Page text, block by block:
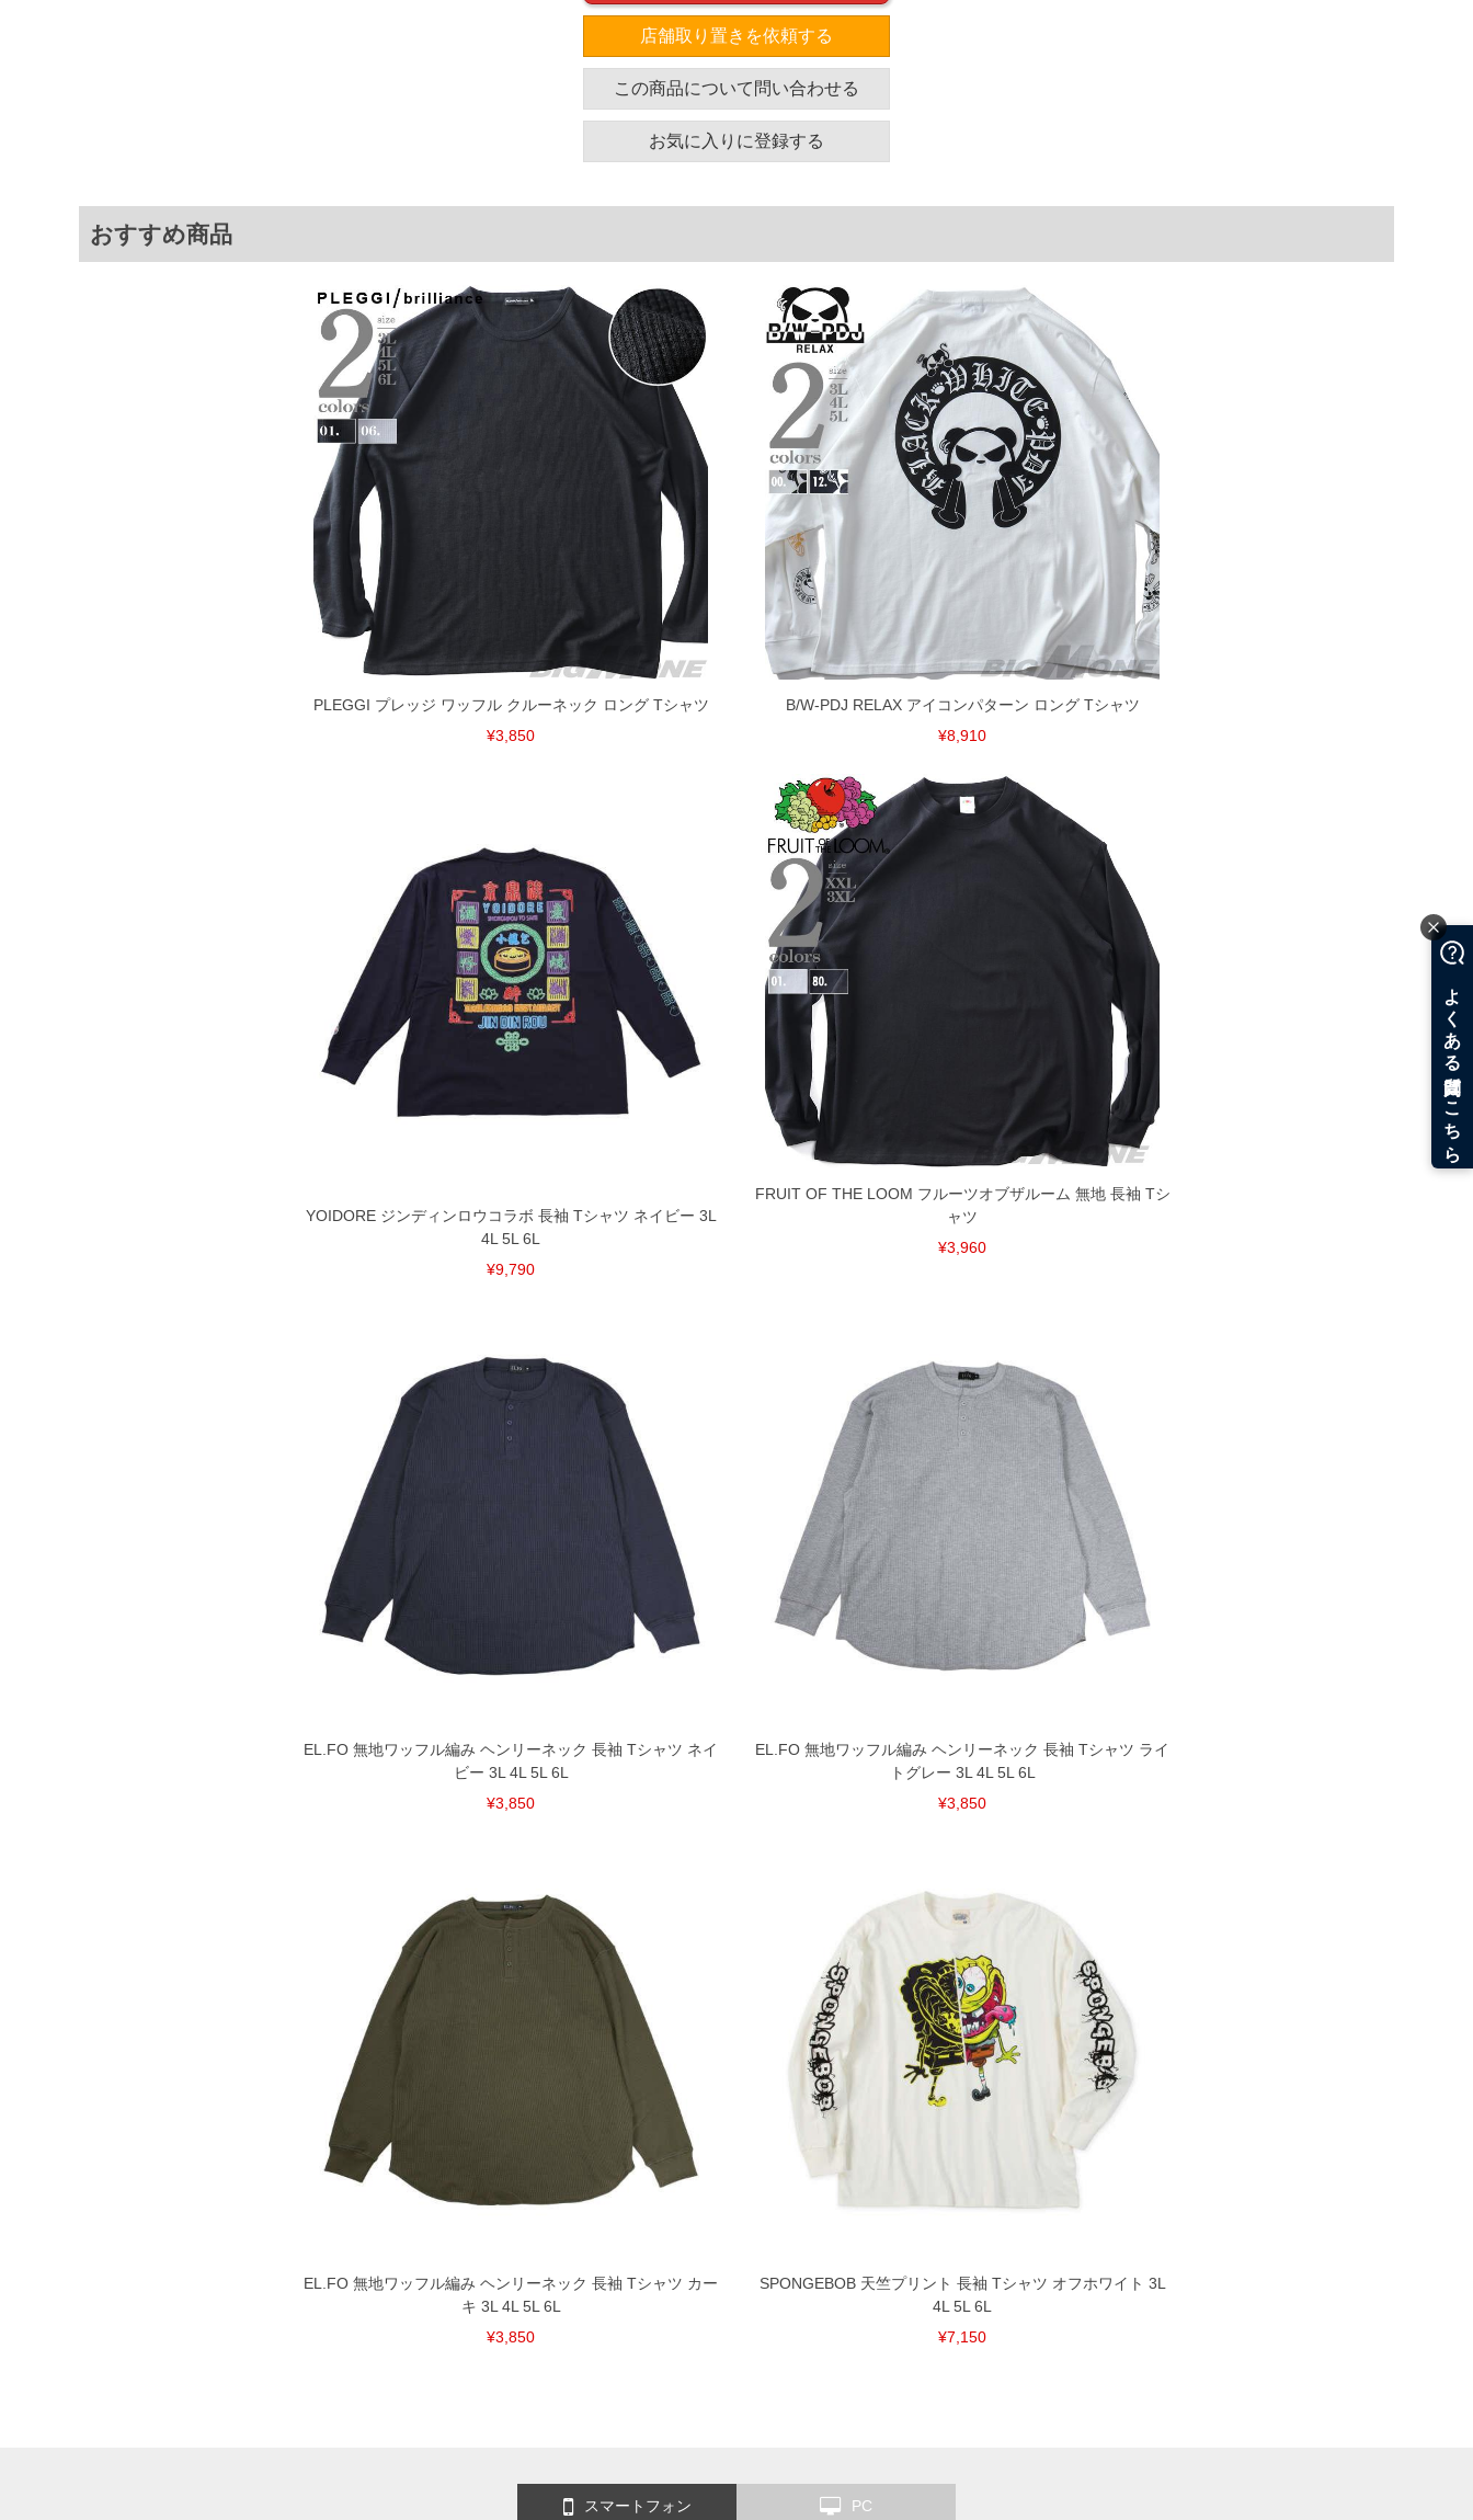
裾周り 肩幅 袖丈
56 60
58 61
60 62
62
63
※上記サイズが実際の商品に付いているタグのサイズ表記と異なる場合があります。お取り
扱い前に商品付属タグの記載もご確認下さい。
※当店での掲載商品は、実店鋪と在庫を共用しておりますので店頭での売り違い、店舗から
のお取り寄せ等により、お客様にご迷惑をお掛けしてしまう場合がございます。そのような
ことがない様最大限に努めておりますが、もしあった場合速やかにご連絡させて頂きますの
で予めご了承ください。
※【ボトムの裾上げをご希望の場合】
裾上げ料金は500円+税となります。
備考欄に股下●cmとご記入下さい。（裾上げ無料対象商品は1本につき税込6,000円以上の品
が対象。1本5,999円以下の商品は有料（500円+税）となります。）
出荷まで約1週間～20日間程お時間を頂く場合がございます。
尚、裾上げした商品は返品・交換不可となりますので、予めご了承下さい。
一部、お直しに対応出来ない商品がございます。(例：裾にファスナーや調節ひもが付いて
いる、極端なデザインが施されている等)
※【返品交換について】
返品交換希望の方は、商品到着後1週間以内にご連絡ください。
下着(肌着)やワイシャツは商品の性質上、返品交換不可とさせて頂いております。予めご了
店舗取り置きを依頼する
この商品について問い合わせる
お気に入りに登録する
おすすめ商品
PLEGGI プレッジ ワッフル クルーネック ロング Tシャツ
¥3,850
B/W-PDJ RELAX アイコンパターン ロング Tシャツ
¥8,910
YOIDORE ジンディンロウコラボ 長袖 Tシャツ ネイビー 3L
4L 5L 6L
¥9,790
FRUIT OF THE LOOM フルーツオブザルーム 無地 長袖 Tシ
ャツ
¥3,960
EL.FO 無地ワッフル編み ヘンリーネック 長袖 Tシャツ ネイ
ビー 3L 4L 5L 6L
¥3,850
EL.FO 無地ワッフル編み ヘンリーネック 長袖 Tシャツ ライ
トグレー 3L 4L 5L 6L
¥3,850
EL.FO 無地ワッフル編み ヘンリーネック 長袖 Tシャツ カー
キ 3L 4L 5L 6L
¥3,850
SPONGEBOB 天竺プリント 長袖 Tシャツ オフホワイト 3L
4L 5L 6L
¥7,150
スマートフォン PC